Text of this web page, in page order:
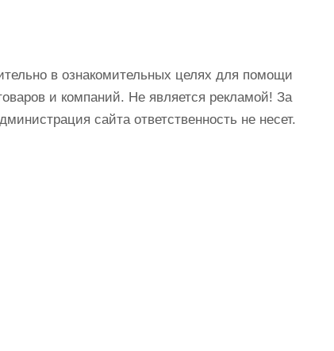
в ознакомительных целях для помощи
и компаний. Не является рекламой! За
сайта ответственность не несет.